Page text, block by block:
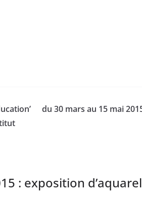
du 30 mars au 15 mai
: exposition